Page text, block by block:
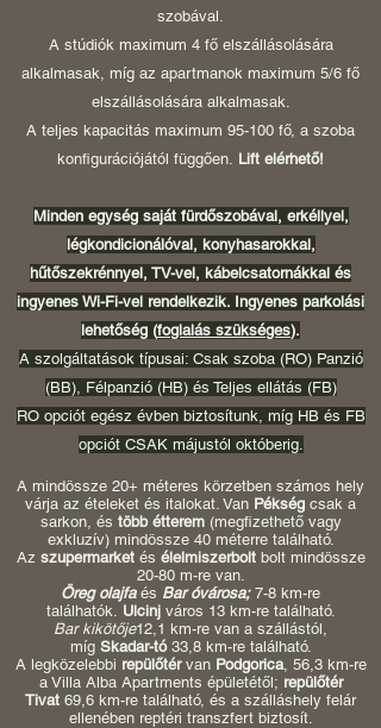
szobával.
A stúdiók maximum 4 fő elszállásolására
alkalmasak, míg az apartmanok maximum 5/6 fő
elszállásolására alkalmasak.
A teljes kapacitás maximum 95-100 fő, a szoba
konfigurációjától függően. Lift elérhető!
Minden egység saját fürdőszobával, erkéllyel,
légkondicionálóval, konyhasarokkal,
hűtőszekrénnyel, TV-vel, kábelcsatornákkal és
ingyenes Wi-Fi-vel rendelkezik. Ingyenes parkolási
lehetőség (foglalás szükséges).
A szolgáltatások típusai: Csak szoba (RO) Panzió
(BB), Félpanzió (HB) és Teljes ellátás (FB)
RO opciót egész évben biztosítunk, míg HB és FB
opciót CSAK májustól októberig.
A mindössze 20+ méteres körzetben számos hely
várja az ételeket és italokat. Van Pékség csak a
sarkon, és több étterem (megfizethető vagy
exkluzív) mindössze 40 méterre található.
Az szupermarket és élelmiszerbolt bolt mindössze
20-80 m-re van.
Öreg olajfa és Bar óvárosa; 7-8 km-re
találhatók. Ulcinj város 13 km-re található.
Bar kikötője12,1 km-re van a szállástól,
míg Skadar-tó 33,8 km-re található.
A legközelebbi repülőtér van Podgorica, 56,3 km-re
a Villa Alba Apartments épületétől; repülőtér
Tivat 69,6 km-re található, és a szálláshely felár
ellenében reptéri transzfert biztosít.